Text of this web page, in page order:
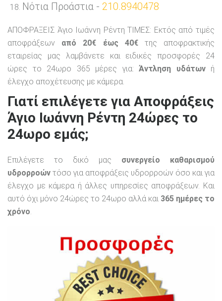
Νότια Προάστια - 210.8940478
ΑΠΟΦΡΑΞΕΙΣ Άγιο Ιωάννη Ρέντη ΤΙΜΕΣ: Εκτός από τιμές
αποφράξεων από 20€ έως 40€της αποφρακτικής
εταιρείας μας λαμβάνετε και ειδικές προσφορές 24
ώρες το 24ωρο 365 μέρες για: Άντληση υδάτωνή
έλεγχο αποχέτευσης με κάμερα.
Γιατί επιλέγετε για Αποφράξεις
Άγιο Ιωάννη Ρέντη 24ώρες το
24ωρο εμάς;
Επιλέγετε το δικό μας συνεργείο καθαρισμού
υδρορροών τόσο για αποφράξεις υδρορροών όσο και για
έλεγχο με κάμερα ή άλλες υπηρεσίες αποφράξεων. Και
αυτό όχι μόνο 24ώρες το 24ωρο αλλά και 365 ημέρες το
χρόνο